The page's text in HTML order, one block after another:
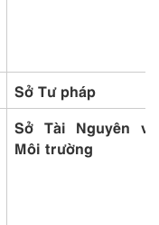
Sở Tư pháp
Sở Tài Nguyên và
Môi trường